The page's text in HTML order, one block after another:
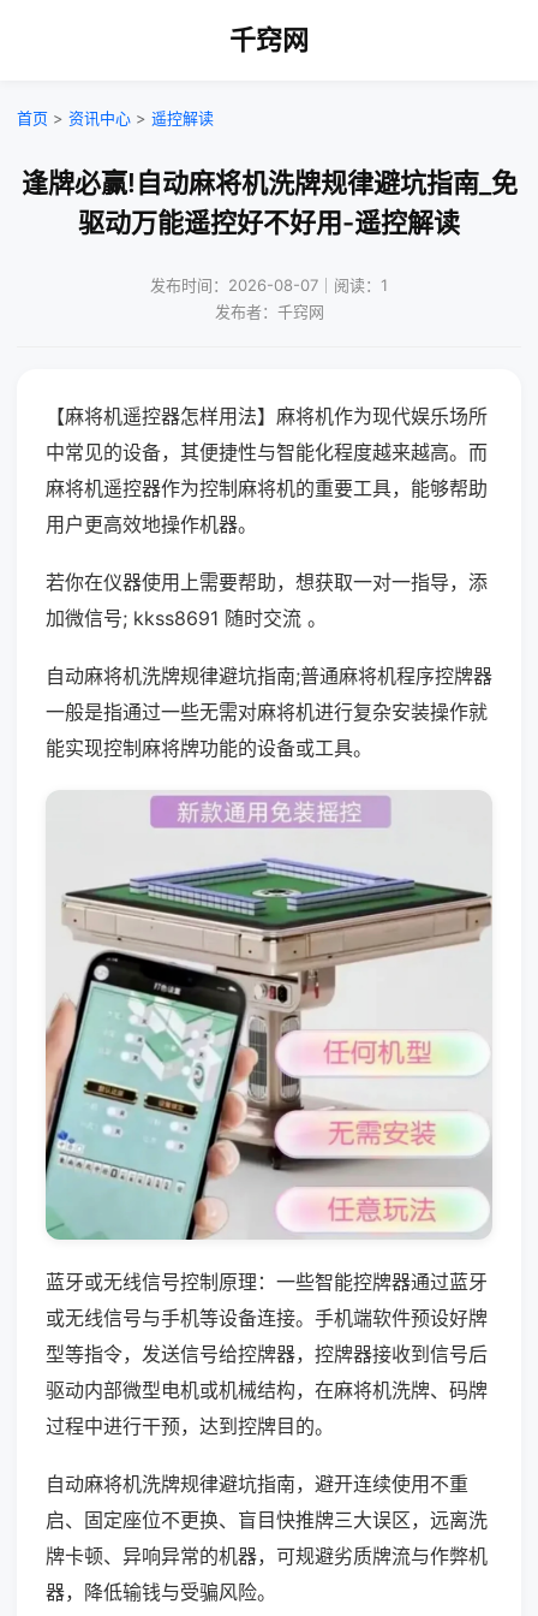
千窍网
首页 > 资讯中心 > 遥控解读
逢牌必赢!自动麻将机洗牌规律避坑指南_免
驱动万能遥控好不好用-遥控解读
发布时间：2026-08-07｜阅读：1
发布者：千窍网
【麻将机遥控器怎样用法】麻将机作为现代娱乐场所
中常见的设备，其便捷性与智能化程度越来越高。而
麻将机遥控器作为控制麻将机的重要工具，能够帮助
用户更高效地操作机器。
若你在仪器使用上需要帮助，想获取一对一指导，添
加微信号; kkss8691 随时交流 。
自动麻将机洗牌规律避坑指南;普通麻将机程序控牌器
一般是指通过一些无需对麻将机进行复杂安装操作就
能实现控制麻将牌功能的设备或工具。
蓝牙或无线信号控制原理：一些智能控牌器通过蓝牙
或无线信号与手机等设备连接。手机端软件预设好牌
型等指令，发送信号给控牌器，控牌器接收到信号后
驱动内部微型电机或机械结构，在麻将机洗牌、码牌
过程中进行干预，达到控牌目的。
自动麻将机洗牌规律避坑指南，避开连续使用不重
启、固定座位不更换、盲目快推牌三大误区，远离洗
牌卡顿、异响异常的机器，可规避劣质牌流与作弊机
器，降低输钱与受骗风险。